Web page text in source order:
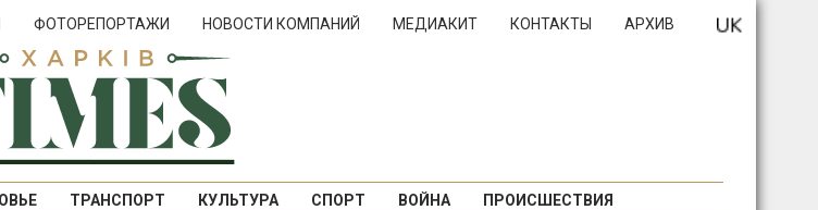
ФОТОРЕПОРТАЖИ НОВОСТИ КОМПАНИЙ МЕДИАКИТ КОНТАКТЫ АРХИВ
ТРАНСПОРТ КУЛЬТУРА СПОРТ ВОЙНА ПРОИСШЕСТВИЯ